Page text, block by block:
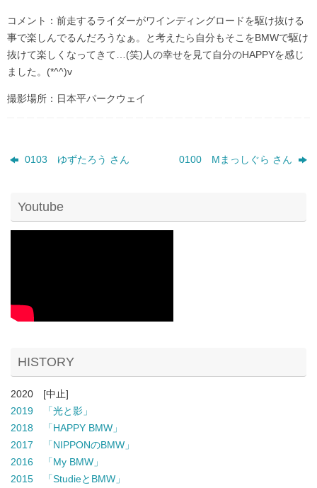
コメント：前走するライダーがワインディングロードを駆け抜ける
事で楽しんでるんだろうなぁ。と考えたら自分もそこをBMWで駆け
抜けて楽しくなってきて…(笑)人の幸せを見て自分のHAPPYを感じ
ました。(*^^)v
撮影場所：日本平パークウェイ
0103 ゆずたろう さん 0100 Mまっしぐら さん
Youtube
HISTORY
2020 [中止]
2019 「光と影」
2018 「HAPPY BMW」
2017 「NIPPONのBMW」
2016 「My BMW」
2015 「StudieとBMW」